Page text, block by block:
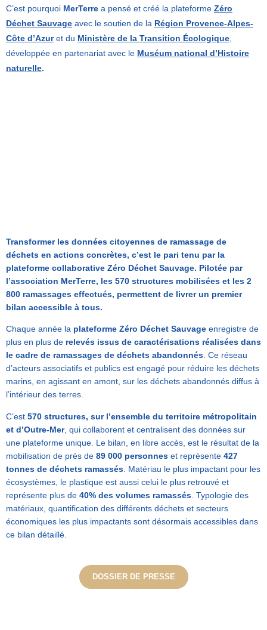
C’est pourquoi MerTerre a pensé et créé la plateforme Zéro
Déchet Sauvage avec le soutien de la Région Provence-Alpes-
Côte d’Azuret du Ministère de la Transition Écologique
développée en partenariat avec le Muséum national d’Histoire
naturelle.
Transformer les données citoyennes de ramassage de
déchets en actions concrètes, c’est le pari tenu par la
plateforme collaborative Zéro Déchet Sauvage. Pilotée par
l’association MerTerre, les 570 structures mobilisées et les 2
800 ramassages effectués, permettent de livrer un premier
bilan accessible à tous.
Chaque année la plateforme Zéro Déchet Sauvage enregistre de
plus en plus de relevés issus de caractérisations réalisées dans
le cadre de ramassages de déchets abandonnés . Ce réseau
d’acteurs associatifs et publics est engagé pour réduire les déchets
marins, en agissant en amont, sur les déchets abandonnés diffus à
l’intérieur des terres.
C’est 570 structures, sur l’ensemble du territoire métropolitain
et d’Outre-Mer, qui collaborent et centralisent des données sur
une plateforme unique. Le bilan, en libre accès, est le résultat de la
mobilisation de près de 89 000 personnes et représente 427
tonnes de déchets ramassés . Matériau le plus impactant pour les
écosystèmes, le plastique est aussi celui le plus retrouvé et
représente plus de 40% des volumes ramassés . Typologie des
matériaux, quantification des différents déchets et secteurs
économiques les plus impactants sont désormais accessibles dans
ce bilan détaillé.
DOSSIER DE PRESSE